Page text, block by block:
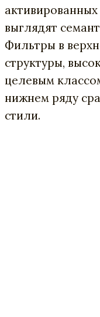
выглядят
Фильтры в
структуры,
целевым
нижнем ряду
стили.